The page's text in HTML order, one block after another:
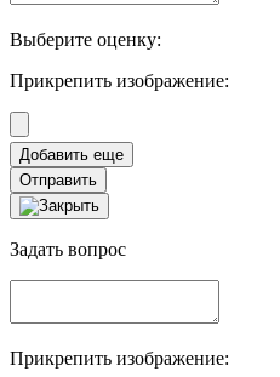
Выберите оценку:
Прикрепить изображение:
Отправить
Задать вопрос
Прикрепить изображение: